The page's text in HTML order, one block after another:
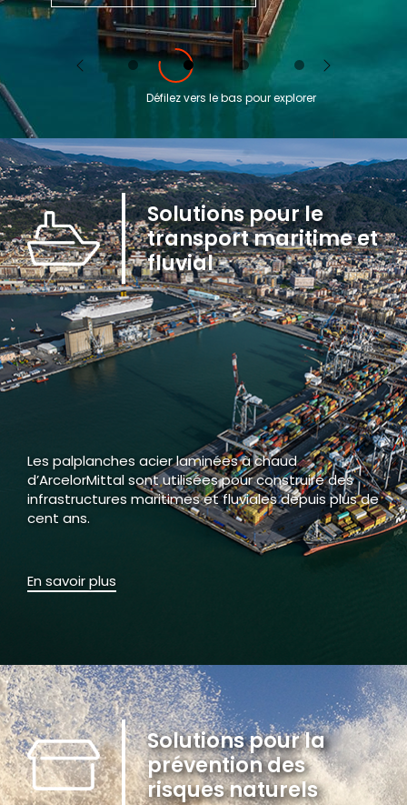
Previous Next
Défilez vers le bas pour explorer
Solutions pour le
transport maritime et
fluvial
Les palplanches acier laminées à chaud
d’ArcelorMittal sont utilisées pour construire des
infrastructures maritimes et fluviales depuis plus de
cent ans.
En savoir plus
Solutions pour la
prévention des
risques naturels